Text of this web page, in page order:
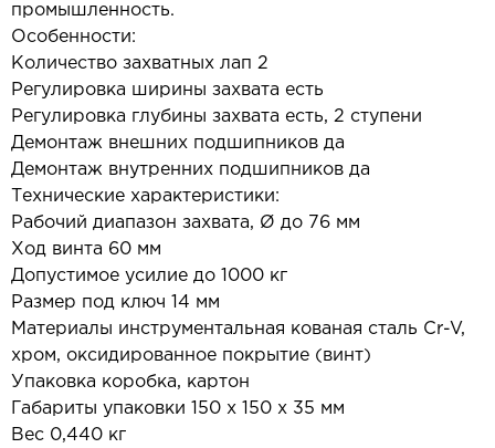
промышленность.
Особенности:
Количество захватных лап 2
Регулировка ширины захвата есть
Регулировка глубины захвата есть, 2 ступени
Демонтаж внешних подшипников да
Демонтаж внутренних подшипников да
Технические характеристики:
Рабочий диапазон захвата, Ø до 76 мм
Ход винта 60 мм
Допустимое усилие до 1000 кг
Размер под ключ 14 мм
Материалы инструментальная кованая сталь Cr-V,
хром, оксидированное покрытие (винт)
Упаковка коробка, картон
Габариты упаковки 150 х 150 х 35 мм
Вес 0,440 кг